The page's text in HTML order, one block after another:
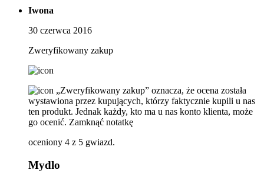
Iwona
30 czerwca 2016
Zweryfikowany zakup
„Zweryfikowany zakup” oznacza, że ​​ocena została
wystawiona przez kupujących, którzy faktycznie kupili u nas
ten produkt. Jednak każdy, kto ma u nas konto klienta, może
go ocenić. Zamknąć notatkę
oceniony 4 z 5 gwiazd.
Mydlo